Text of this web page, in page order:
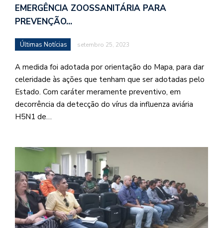
EMERGÊNCIA ZOOSSANITÁRIA PARA
PREVENÇÃO…
Últimas Notícias setembro 25, 2023
A medida foi adotada por orientação do Mapa, para dar
celeridade às ações que tenham que ser adotadas pelo
Estado. Com caráter meramente preventivo, em
decorrência da detecção do vírus da influenza aviária
H5N1 de…